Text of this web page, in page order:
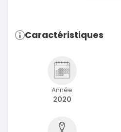
Caractéristiques
Année
2020